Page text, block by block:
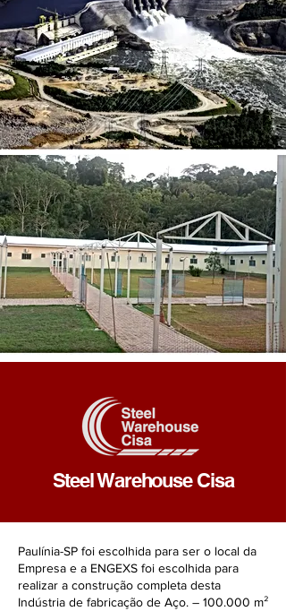
Steel Warehouse Cisa
Paulínia-SP foi escolhida para ser o local da
Empresa e a ENGEXS foi escolhida para
realizar a construção completa desta
Indústria de fabricação de Aço. – 100.000 m²